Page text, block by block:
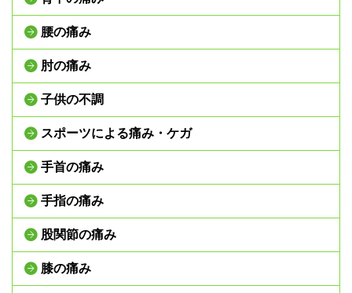
腰の痛み
肘の痛み
子供の不調
スポーツによる痛み・ケガ
手首の痛み
手指の痛み
股関節の痛み
膝の痛み